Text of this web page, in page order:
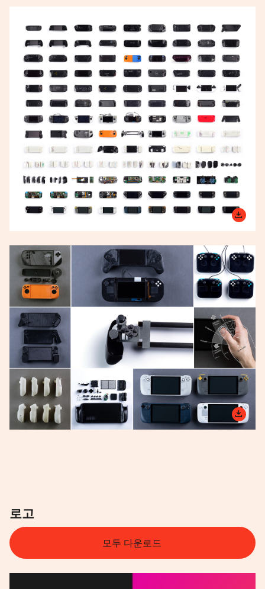
로고
모두 다운로드